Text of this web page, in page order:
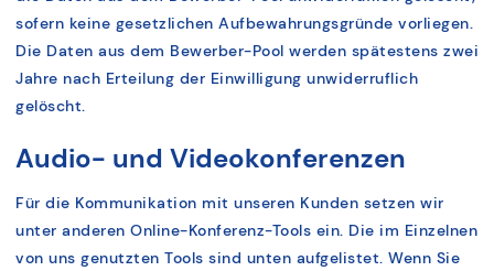
sofern keine gesetzlichen Aufbewahrungsgründe vorliegen.
Die Daten aus dem Bewerber-Pool werden spätestens zwei
Jahre nach Erteilung der Einwilligung unwiderruflich
gelöscht.
Audio- und Videokonferenzen
Für die Kommunikation mit unseren Kunden setzen wir
unter anderen Online-Konferenz-Tools ein. Die im Einzelnen
von uns genutzten Tools sind unten aufgelistet. Wenn Sie